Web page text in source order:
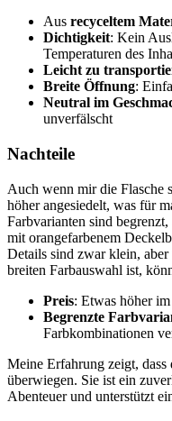
Aus recyceltem
Dichtigkeit: Kein
Temperaturen des
Leicht zu
Breite Öffnung:
Neutral im
unverfälscht
Nachteile
Auch wenn mir die Flasche
höher angesiedelt, was für
Farbvarianten sind
mit orangefarbenem
Details sind zwar klein,
breiten Farbauswahl ist,
Preis: Etwas höher
Begrenzte
Farbkombinationen
Meine Erfahrung zeigt, dass
überwiegen. Sie ist ein
Abenteuer und unterstützt